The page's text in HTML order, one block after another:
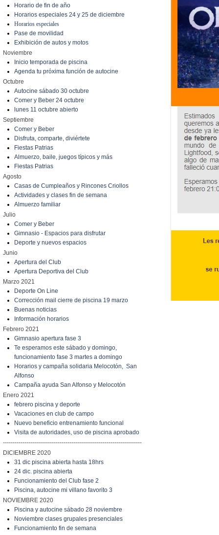
Horario de fin de año
Horarios especiales 24 y 25 de diciembre
Horarios especiales
Pase de movilidad
Exhibición de autos y motos
Noviembre
Inicio temporada de piscina
Agenda tu próxima función de autocine
Octubre
Autocine sábado 30 octubre
Comer y Beber 24 octubre
lunes 11 octubre abierto
Septiembre
Comer y Beber
Disfruta, comparte, diviértete
Fiestas Patrias
Almuerzo, baile, juegos típicos y más
Fiestas Patrias
Agosto
Casas de Cumpleaños y Rincones Criollos
Actividades y clases fin de semana
Almuerzo familiar
Julio
Comer y Beber
Gimnasio - Espacios para disfrutar
Deporte y nuevos espacios
Junio
Apertura del Club
Apertura Deportiva del Club
Marzo 2021
Deporte On Line
Corrección mail cierre de piscina 19 marzo
Buenas noticias
Información horarios
Febrero 2021
Gimnasio apertura fase 3
Te esperamos este sábado y domingo,
funcionamiento fase 3 martes a domingo
Horarios y campaña solidaria Melocotón, San
Alfonso
Campaña ayuda San Alfonso y Melocotón
Enero 2021
febrero piscina y deporte
Vacaciones en club de campo
Nuevo beneficio entrenamiento funcional
Visita de autoridades, uso de piscina aprobado
-----------------------------------------------------------------------
DICIEMBRE 2020
31 dic piscina abierta hasta 18hrs
24 dic. piscina abierta
Funcionamiento del Club fase 2
Piscina, autocine mi villano favorito 3
NOVIEMBRE 2020
Piscina y autocine sábado 28 noviembre
Noviembre clases grupales presenciales
Funcionamiento fin de semana